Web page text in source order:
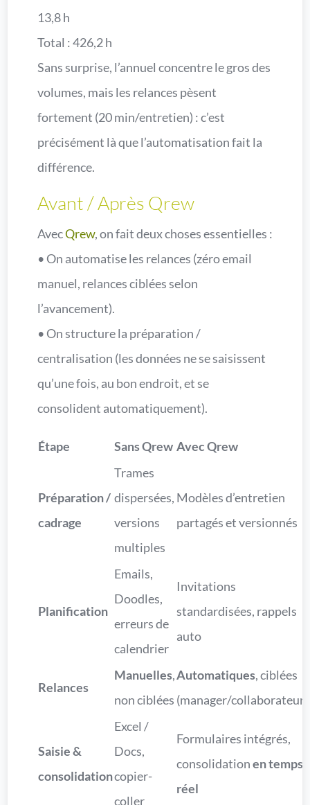
13,8 h
Total : 426,2 h
Sans surprise, l’annuel concentre le gros des
volumes, mais les relances pèsent
fortement (20 min/entretien) : c’est
précisément là que l’automatisation fait la
différence.
Avant / Après Qrew
AvecQrew, on fait deux choses essentielles :
• On automatise les relances (zéro email
manuel, relances ciblées selon
l’avancement).
• On structure la préparation /
centralisation (les données ne se saisissent
qu’une fois, au bon endroit, et se
consolident automatiquement).
Étape Sans Qrew Avec Qrew
Préparation /
cadrage
Trames
dispersées,
versions
multiples
Modèles d’entretien
partagés et versionnés
Planification
Emails,
Doodles,
erreurs de
calendrier
Invitations
standardisées, rappels
auto
Relances
Manuelles,
non ciblées
Automatiques, ciblées
(manager/collaborateur)
Saisie &
consolidation
Excel /
Docs,
copier-
coller
Formulaires intégrés,
consolidationen temps
réel